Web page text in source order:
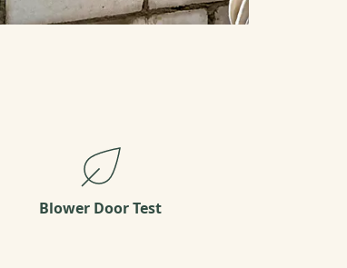
Blower Door Test